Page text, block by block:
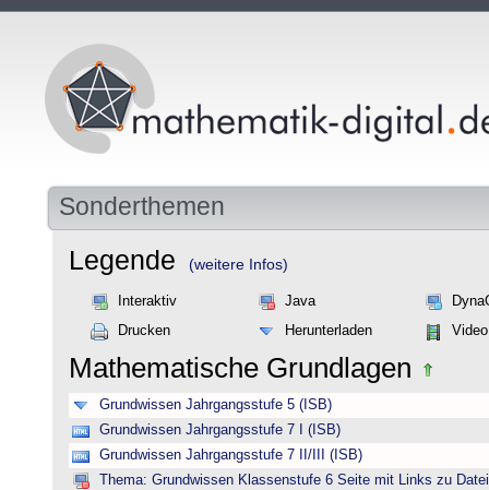
Sonderthemen
Legende (weitere Infos)
Interaktiv Java
Drucken
Herunterladen Video
Mathematische Grundlagen
Grundwissen Jahrgangsstufe 5 (ISB)
Grundwissen Jahrgangsstufe 7 I (ISB)
Grundwissen Jahrgangsstufe 7 II/III (ISB)
Thema: Grundwissen Klassenstufe 6 Seite mit Links zu